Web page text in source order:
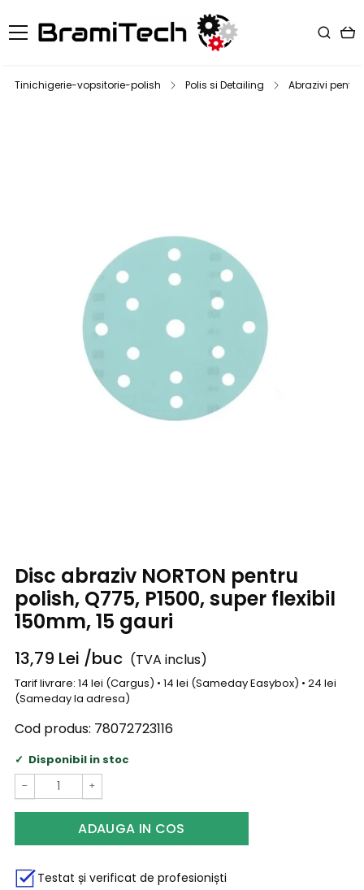
Tinichigerie-vopsitorie-polish Polis si Detailing Abrazivi
Disc abraziv NORTON pentru
polish, Q775, P1500, super flexibil
150mm, 15 gauri
13,79 Lei /buc (TVA inclus)
Tarif livrare: 14 lei (Cargus) • 14 lei (Sameday Easybox) • 24 lei
(Sameday la adresa)
Cod produs: 78072723116
Disponibil in stoc
− +
ADAUGA IN COS
Testat și verificat de profesioniști